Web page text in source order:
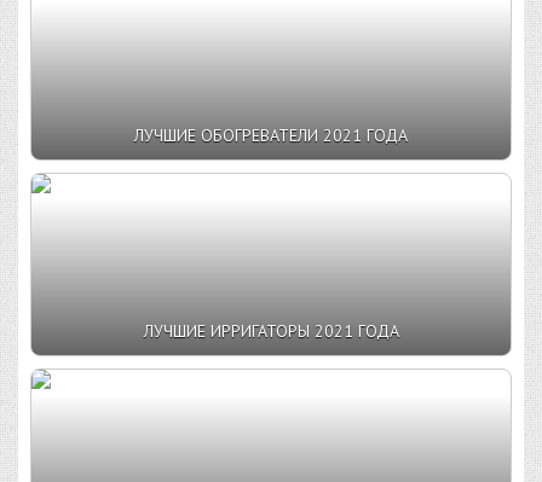
ЛУЧШИЕ ОБОГРЕВАТЕЛИ 2021 ГОДА
ЛУЧШИЕ ИРРИГАТОРЫ 2021 ГОДА